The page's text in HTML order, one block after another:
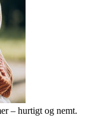
– hurtigt og nemt.